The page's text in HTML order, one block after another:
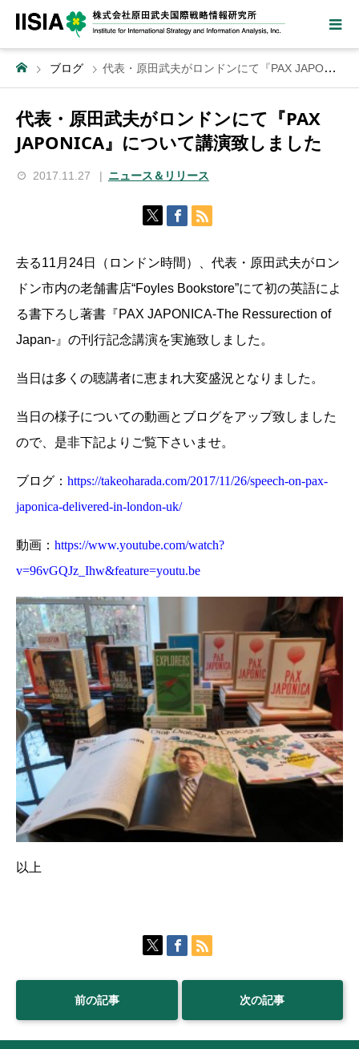
ブログ 代表・原田武夫がロンドンにて『PAX JAPONICA』について講演致しました
代表・原田武夫がロンドンにて『PAX
JAPONICA』について講演致しました
2017.11.27 ニュース＆リリース
去る11月24日（ロンドン時間）、代表・原田武夫がロン
ドン市内の老舗書店“Foyles Bookstore”にて初の英語によ
る書下ろし著書『PAX JAPONICA-The Ressurection of
Japan-』の刊行記念講演を実施致しました。
当日は多くの聴講者に恵まれ大変盛況となりました。
当日の様子についての動画とブログをアップ致しました
ので、是非下記よりご覧下さいませ。
ブログ： https://takeoharada.com/2017/11/26/speech-on-pax-
japonica-delivered-in-london-uk/
動画： https://www.youtube.com/watch?
v=96vGQJz_Ihw&feature=youtu.be
以上
前の記事 次の記事